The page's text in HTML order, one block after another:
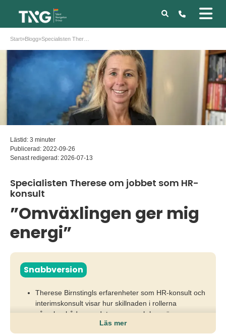
Start»Blogg»
Lästid: 3 minuter
Publicerad: 2022-09-26
Senast redigerad: 2026-07-13
Specialisten Therese om jobbet som HR-
konsult
”Omväxlingen ger mig
energi”
Snabbversion
Therese Birnstingls erfarenheter som HR-konsult och
interimskonsult visar hur skillnaden i rollerna
påverkar både mandat, ansvar och hur nära
verksamheten du arbetar.
Läs mer